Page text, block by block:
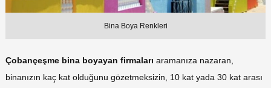
Bina Boya Renkleri
Çobançeşme bina boyayan firmaları aramanıza nazaran,
binanızın kaç kat olduğunu gözetmeksizin, 10 kat yada 30 kat arası